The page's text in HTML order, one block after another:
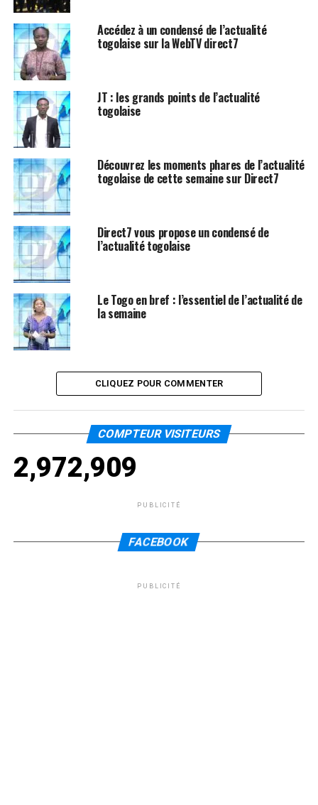
Accédez à un condensé de l’actualité
togolaise sur la WebTV direct7
JT : les grands points de l’actualité
togolaise
Découvrez les moments phares de l’actualité
togolaise de cette semaine sur Direct7
Direct7 vous propose un condensé de
l’actualité togolaise
Le Togo en bref : l’essentiel de l’actualité de
la semaine
CLIQUEZ POUR COMMENTER
COMPTEUR VISITEURS
2,972,909
PUBLICITÉ
FACEBOOK
PUBLICITÉ